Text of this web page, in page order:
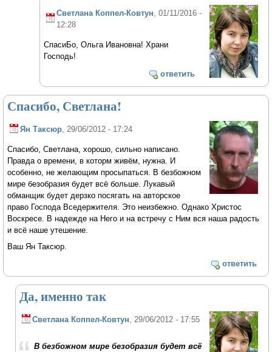
Светлана Коппел-Ковтун, 01/11/2016 -
12:28
СпасиБо, Ольга Ивановна! Храни
Господь!
ответить
Спасибо, Светлана!
Ян Таксюр, 29/06/2012 - 17:24
Спасибо, Светлана, хорошо, сильно написано.
Правда о времени, в которм живём, нужна. И
особенно, не желающим просыпаться. В безбожном
мире безобразия будет всё больше. Лукавый
обманщик будет дерзко посягать на авторское
право Господа Вседержителя. Это неизбежно. Однако Христос
Воскресе. В надежде на Него и на встречу с Ним вся наша радость
и всё наше утешение.
Ваш Ян Таксюр.
ответить
Да, именно так
Светлана Коппел-Ковтун , 29/06/2012 - 17:55
В безбожном мире безобразия будет всё